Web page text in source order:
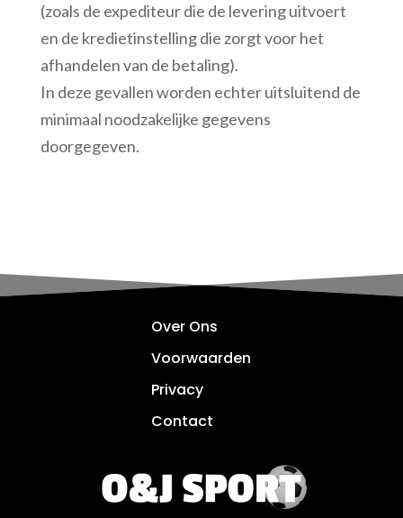
(zoals de expediteur die de levering uitvoert
en de kredietinstelling die zorgt voor het
afhandelen van de betaling).
In deze gevallen worden echter uitsluitend de
minimaal noodzakelijke gegevens
doorgegeven.
Over Ons
Voorwaarden
Privacy
Contact